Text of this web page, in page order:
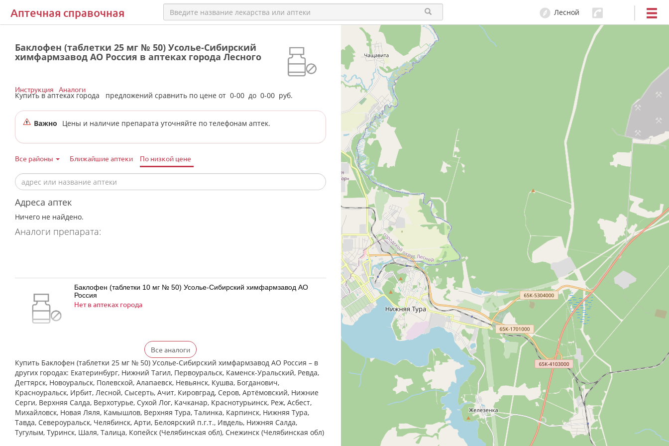
Аптечная справочная Лесной
Баклофен (таблетки 25 мг № 50) Усолье-Сибирский
химфармзавод АО Россия в аптеках города Лесного
Купить в аптеках города предложений сравнить по цене от 0-00 до 0-00 руб.
Инструкция Аналоги
Важно Цены и наличие препарата уточняйте по телефонам аптек.
Все районы Ближайшие аптеки По низкой цене
Адреса аптек
Ничего не найдено.
Аналоги препарата:
Баклофен (таблетки 10 мг № 50) Усолье-Сибирский химфармзавод АО
Россия
Нет в аптеках города
Баклофен (таблетки 25 мг № 50) Усолье-Сибирский химфармзавод АО
Россия
Нет в аптеках города
Баклосан (таблетки 10 мг № 50 банка ПЭ) Фармацевтический завод
Польфарма АО Польша
Нет в аптеках города
Все аналоги
Купить Баклофен (таблетки 25 мг № 50) Усолье-Сибирский химфармзавод АО Россия – в
других городах: Екатеринбург, Нижний Тагил, Первоуральск, Каменск-Уральский, Ревда,
Дегтярск, Новоуральск, Полевской, Алапаевск, Невьянск, Кушва, Богданович,
Красноуральск, Ирбит, Лесной, Сысерть, Ачит, Кировград, Серов, Артёмовский, Нижние
Cерги, Верхняя Салда, Верхотурье, Сухой Лог, Качканар, Краснотурьинск, Реж, Асбест,
Михайловск, Новая Ляля, Камышлов, Верхняя Тура, Талинка, Карпинск, Нижняя Тура,
Тавда, Североуральск, Челябинск, Арти, Белоярский п.г.т., Ивдель, Нижняя Салда,
Тугулым, Туринск, Шаля, Талица, Копейск (Челябинская обл), Снежинск (Челябинская обл)